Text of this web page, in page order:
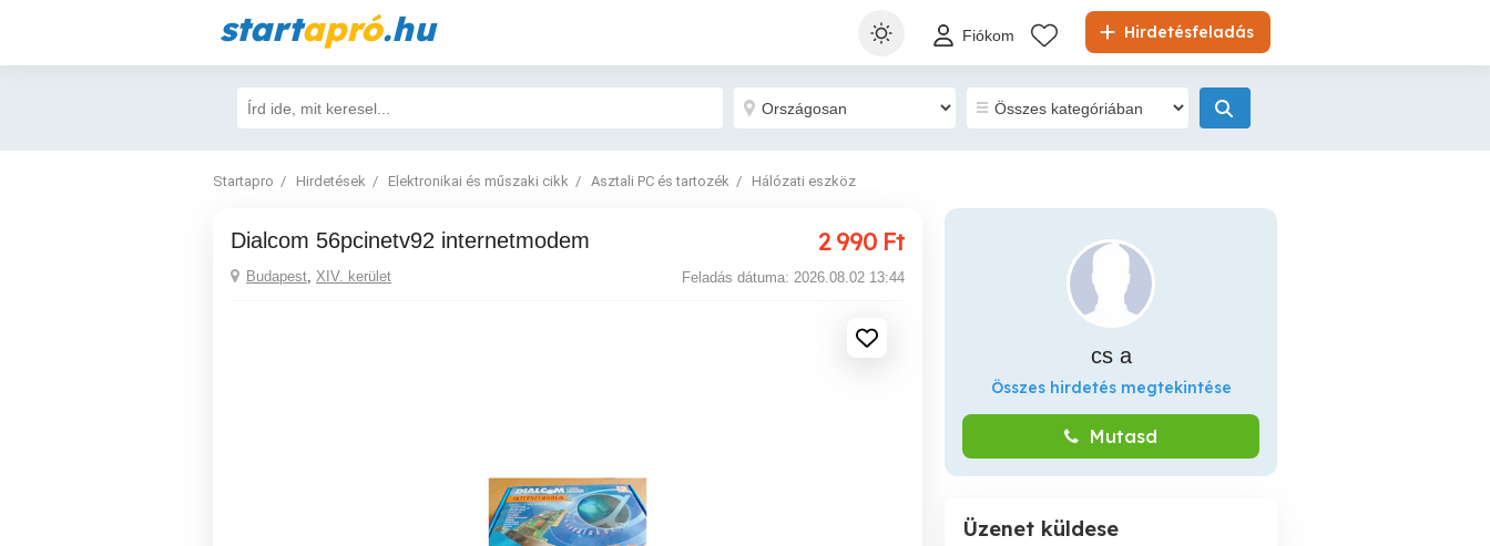
startapró.hu Hirdetésfeladás
Fiókom
Startapro Hirdetések Elektronikai és műszaki cikk Asztali PC és tartozék Hálózati eszköz
Dialcom 56pcinetv92 internetmodem 2 990 Ft
Budapest, XIV. kerület Feladás dátuma: 2026.08.02 13:44
cs a
Összes hirdetés megtekintése
Mutasd
Üzenet küldese